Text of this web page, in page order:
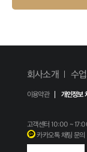
회사소개 수
이용약관 개인정보
고객센터10:00 ~
카카오톡 채팅 문의